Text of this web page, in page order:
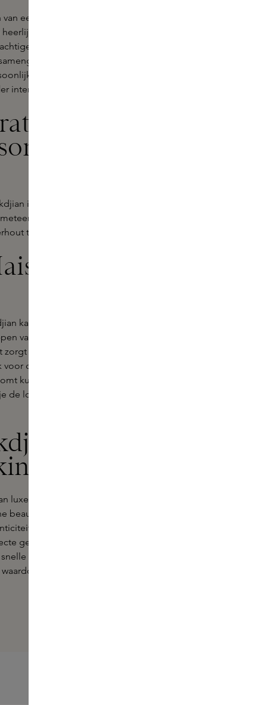
een gezellige en uitnodigende
geur die elke kamer
parfums, brengt diezelfde
en bevatten geuren
herinneringen van de
interieur.
Rouge
Francis
is een perfecte aanvulling op
een warme sfeer creëert.
tot een diepe en volle geur.
Francis
kaarsen, is het belangrijk ze op
van de lont tot ongeveer een
voor een gelijkmatige
dat je de kaars lang genoeg
kuilen rond de lont en zorgt dat
de lont weer in het midden zet
geurkaarsen zoals die van
beauty- en geurproducten, biedt
Onze Skins Experts staan
geurkaars te vinden, die bij je
levering, gratis samples bij
elke aankoop een